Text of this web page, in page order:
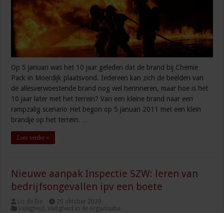
Op 5 januari was het 10 jaar geleden dat de brand bij Chemie
Pack in Moerdijk plaatsvond. Iedereen kan zich de beelden van
de allesverwoestende brand nog wel herinneren, maar hoe is het
10 jaar later met het terrein? Van een kleine brand naar een
rampzalig scenario Het begon op 5 januari 2011 met een klein
brandje op het terrein. …
Lees verder »
Nieuwe aanpak Inspectie SZW: leren van
bedrijfsongevallen ipv een boete
Liz de Bie
20 oktober 2020
Veiligheid ,Veiligheid in de organisatie